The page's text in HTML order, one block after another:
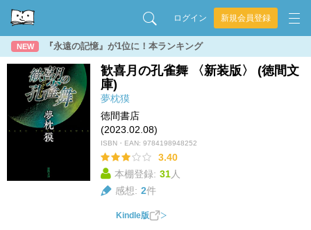
ログイン 新規会員登録
NEW 『永遠の記憶』が1位に！本ランキング
歓喜月の孔雀舞 〈新装版〉 (徳間文
庫)
夢枕獏
徳間書店
(2023.02.08)
ISBN・EAN: 9784198948252
3.40
本棚登録: 31人
感想: 2件
Kindle版